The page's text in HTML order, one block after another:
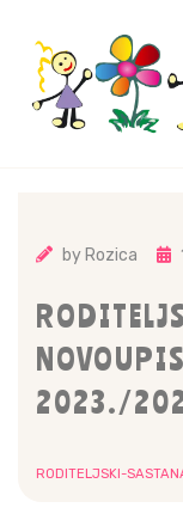
by Rozica
2023./
RODITELJSKI-